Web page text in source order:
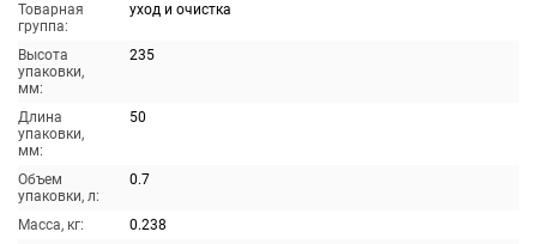
Товарная
группа:
уход и очистка
Высота
упаковки,
мм:
235
Длина
упаковки,
мм:
50
Объем
упаковки, л:
0.7
Масса, кг:
0.238